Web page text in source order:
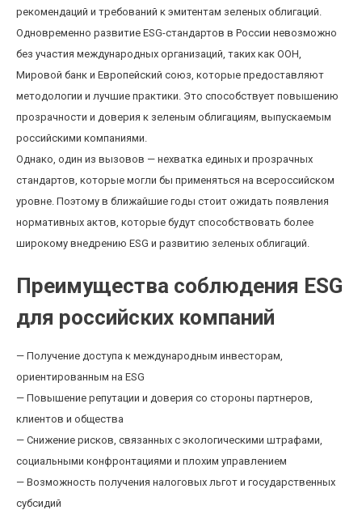
рекомендаций и требований к эмитентам зеленых облигаций.
Одновременно развитие ESG-стандартов в России невозможно
без участия международных организаций, таких как ООН,
Мировой банк и Европейский союз, которые предоставляют
методологии и лучшие практики. Это способствует повышению
прозрачности и доверия к зеленым облигациям, выпускаемым
российскими компаниями.
Однако, один из вызовов — нехватка единых и прозрачных
стандартов, которые могли бы применяться на всероссийском
уровне. Поэтому в ближайшие годы стоит ожидать появления
нормативных актов, которые будут способствовать более
широкому внедрению ESG и развитию зеленых облигаций.
Преимущества соблюдения ESG
для российских компаний
— Получение доступа к международным инвесторам,
ориентированным на ESG
— Повышение репутации и доверия со стороны партнеров,
клиентов и общества
— Снижение рисков, связанных с экологическими штрафами,
социальными конфронтациями и плохим управлением
— Возможность получения налоговых льгот и государственных
субсидий